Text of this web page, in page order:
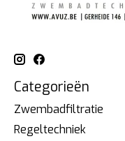
Categorieën
Zwembadfiltratie
Regeltechniek